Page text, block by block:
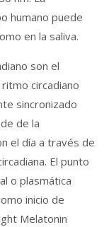
humano puede
en la saliva.
son el
circadiano
sincronizado
de la
el día a través de
El punto
o plasmática
inicio de
Melatonin